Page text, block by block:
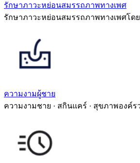
รักษาภาวะหย่อนสมรรถภาพทางเพศ
รักษาภาวะหย่อนสมรรถภาพทางเพศโดย
ความงามผู้ชาย
ความงามชาย · สกินแคร์ · สุขภาพองค์ร